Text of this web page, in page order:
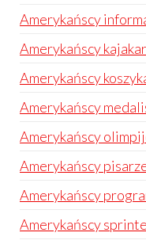
Amerykańscy
Amerykańscy
Amerykańscy
Amerykańscy
Amerykańscy
Amerykańscy
Amerykańscy
Amerykańscy